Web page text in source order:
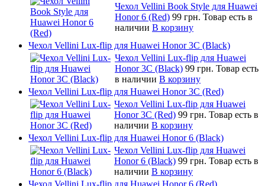
Чехол Vellini Book Style для Huawei
Honor 6 (Red) 99 грн. Товар есть в
наличии В корзину
Чехол Vellini Lux-flip для Huawei Honor 3C (Black)
Чехол Vellini Lux-flip для Huawei
Honor 3C (Black) 99 грн. Товар есть
в наличии В корзину
Чехол Vellini Lux-flip для Huawei Honor 3C (Red)
Чехол Vellini Lux-flip для Huawei
Honor 3C (Red) 99 грн. Товар есть в
наличии В корзину
Чехол Vellini Lux-flip для Huawei Honor 6 (Black)
Чехол Vellini Lux-flip для Huawei
Honor 6 (Black) 99 грн. Товар есть в
наличии В корзину
Чехол Vellini Lux-flip для Huawei Honor 6 (Red)